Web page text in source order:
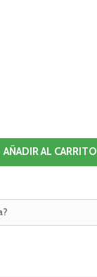
AÑADIR AL CARRITO